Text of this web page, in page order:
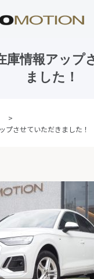
庫情報アップ
ました！
プさせていただきました！